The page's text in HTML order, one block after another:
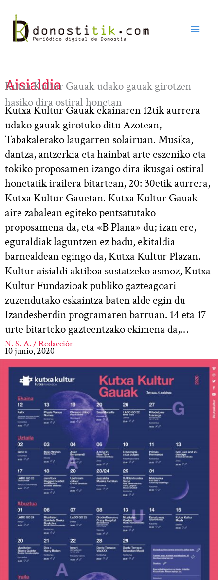
contenido
Aisialdia
Kutxa Kultur Gauak udako gauak girotzen
hasiko dira ostiral honetan
Kutxa Kultur Gauak ekainaren 12tik aurrera
udako gauak girotuko ditu Azotean,
Tabakalerako laugarren solairuan. Musika,
dantza, antzerkia eta hainbat arte eszeniko eta
tokiko proposamen izango dira ikusgai ostiral
honetatik irailera bitartean, 20: 30etik aurrera,
Kutxa Kultur Gauetan. Kutxa Kultur Gauak
aire zabalean egiteko pentsatutako
proposamena da, eta «B Plana» du; izan ere,
eguraldiak laguntzen ez badu, ekitaldia
barnealdean egingo da, Kutxa Kultur Plazan.
Kultur aisialdi aktiboa sustatzeko asmoz, Kutxa
Kultur Fundazioak publiko gazteagoari
zuzendutako eskaintza baten alde egin du
Izandesberdin programaren barruan. 14 eta 17
urte bitarteko gazteentzako ekimena da,…
N. S. A. / Redacción
10 junio, 2020